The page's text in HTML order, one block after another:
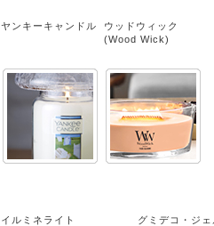
ヤンキーキャンドル
ウッドウィック
(Wood Wick)
イルミネライト
グミデコ・ジ